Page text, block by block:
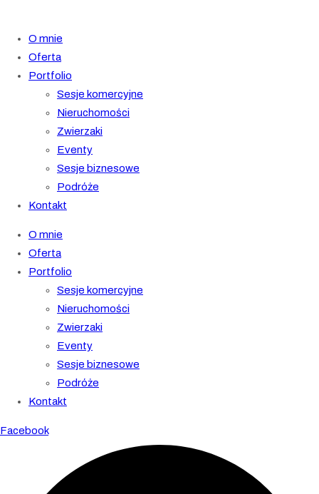
O mnie
Oferta
Portfolio
Sesje komercyjne
Nieruchomości
Zwierzaki
Eventy
Sesje biznesowe
Podróże
Kontakt
O mnie
Oferta
Portfolio
Sesje komercyjne
Nieruchomości
Zwierzaki
Eventy
Sesje biznesowe
Podróże
Kontakt
Facebook